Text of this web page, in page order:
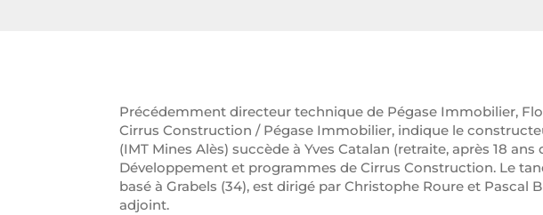
Précédemment directeur technique de Pégase Immobilier,
Cirrus Construction / Pégase Immobilier, indique le
(IMT Mines Alès) succède à Yves Catalan (retraite, après 18
Développement et programmes de Cirrus Construction. Le
basé à Grabels (34), est dirigé par Christophe Roure et
adjoint.